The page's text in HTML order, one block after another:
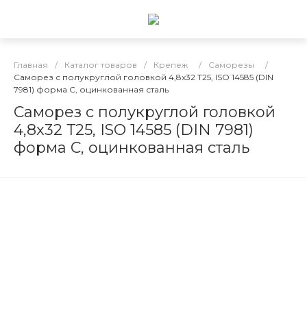
Главная / Каталог товаров / Крепеж / Саморезы
/
Саморез с полукруглой головкой 4,8x32 Т25, ISO 14585 (DIN
7981) форма С, оцинкованная сталь
Саморез с полукруглой головкой
4,8x32 Т25, ISO 14585 (DIN 7981)
форма С, оцинкованная сталь